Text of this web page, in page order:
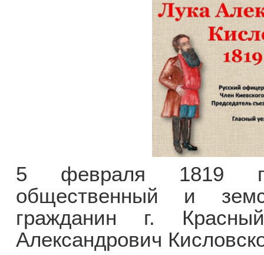
5 февраля 1819
общественный и
гражданин г.
Александрович